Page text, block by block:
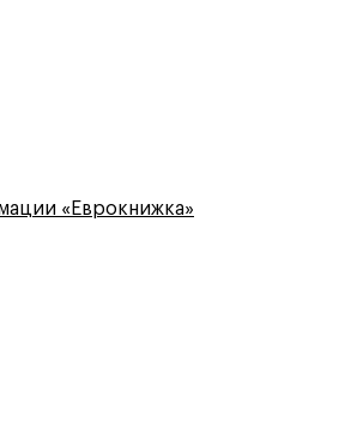
«Еврокнижка»